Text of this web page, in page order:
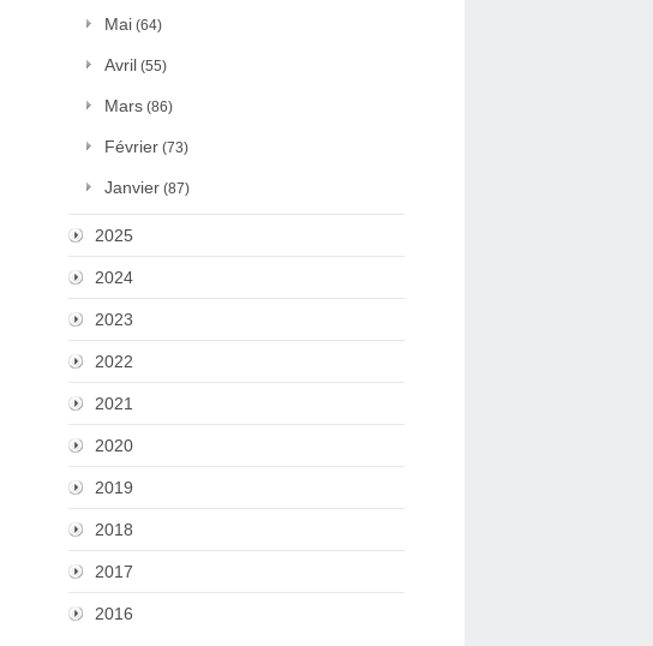
Mai (64)
Avril (55)
Mars (86)
Février (73)
Janvier (87)
2025
2024
2023
2022
2021
2020
2019
2018
2017
2016